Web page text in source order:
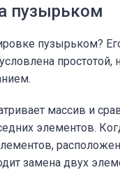
пузырьком
пузырьком?
простотой,
массив и
элементов.
замена двух